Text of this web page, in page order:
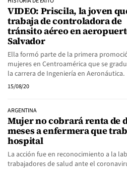
VIDEO: Priscila, la joven
trabaja de controladora de
tránsito aéreo en
Salvador
Ella formó parte de la primera
mujeres en Centroamérica que se
la carrera de Ingeniería en Aeronáutica.
15/08/20
ARGENTINA
Mujer no cobrará renta de
meses a enfermera que
hospital
La acción fue en reconocimiento a la
trabajadores de salud ante el